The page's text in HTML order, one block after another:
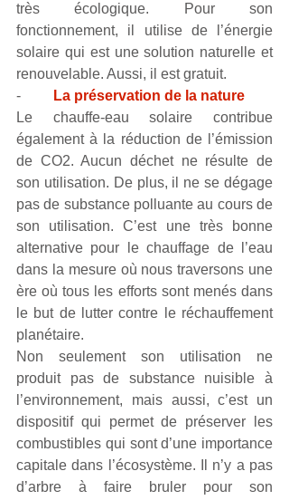
très écologique. Pour son
fonctionnement, il utilise de l’énergie
solaire qui est une solution naturelle et
renouvelable. Aussi, il est gratuit.
-
La préservation de la nature
Le chauffe-eau solaire contribue
également à la réduction de l’émission
de CO2. Aucun déchet ne résulte de
son utilisation. De plus, il ne se dégage
pas de substance polluante au cours de
son utilisation. C’est une très bonne
alternative pour le chauffage de l’eau
dans la mesure où nous traversons une
ère où tous les efforts sont menés dans
le but de lutter contre le réchauffement
planétaire.
Non seulement son utilisation ne
produit pas de substance nuisible à
l’environnement, mais aussi, c’est un
dispositif qui permet de préserver les
combustibles qui sont d’une importance
capitale dans l’écosystème. Il n’y a pas
d’arbre à faire bruler pour son